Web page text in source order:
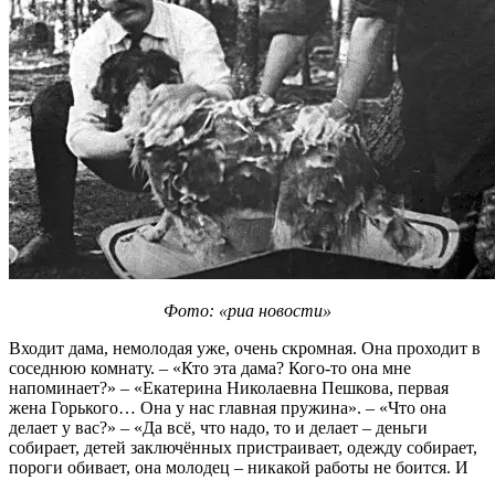
Фото: «риа новости»
Входит дама, немолодая уже, очень скромная. Она проходит в
соседнюю комнату. – «Кто эта дама? Кого-то она мне
напоминает?» – «Екатерина Николаевна Пешкова, первая
жена Горького… Она у нас главная пружина». – «Что она
делает у вас?» – «Да всё, что надо, то и делает – деньги
собирает, детей заключённых пристраивает, одежду собирает,
пороги обивает, она молодец – никакой работы не боится. И